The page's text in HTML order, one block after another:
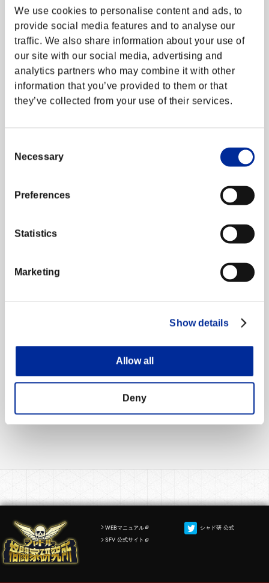
We use cookies to personalise content and ads, to
provide social media features and to analyse our
traffic. We also share information about your use of
our site with our social media, advertising and
analytics partners who may combine it with other
information that you’ve provided to them or that
they’ve collected from your use of their services.
Selection
Necessary
Preferences
Statistics
Marketing
Show details
Allow all
Deny
SFL: Pro JP 2022 Saishunkan Sol 熊本コスチュー
ムパック
SFL: Pro JP 2022 コミュファ DetonatioN コスチュ
ームパック
SFL: Pro JP 2022 魚群 コスチュームパック
SFL: Pro JP 2022 広島 TEAM iXA コスチュームパ
ック
SFL: Pro JP 2022 忍 ism Gaming コスチュームパッ
SFL: Pro JP 2022 名古屋 OJA BODY STAR コスチ
＜コーディー＞
時、相手がダメージを受けずに攻撃範囲の外側に押
し出されてしまう現象を修正しました。
V-シフトの動作後半で相手の攻撃を避け、V-シフト
発生が遅くなってしまう現象を修正しました。
今後ともストリートファイターVをよろしくお願い申
運営情報トップへ
WEBマニュアル
SFV 公式サイト
シャド研 公式